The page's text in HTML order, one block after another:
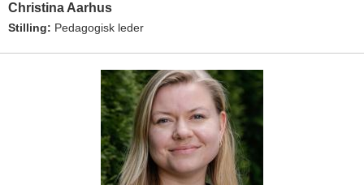
Christina Aarhus
Stilling: Pedagogisk leder